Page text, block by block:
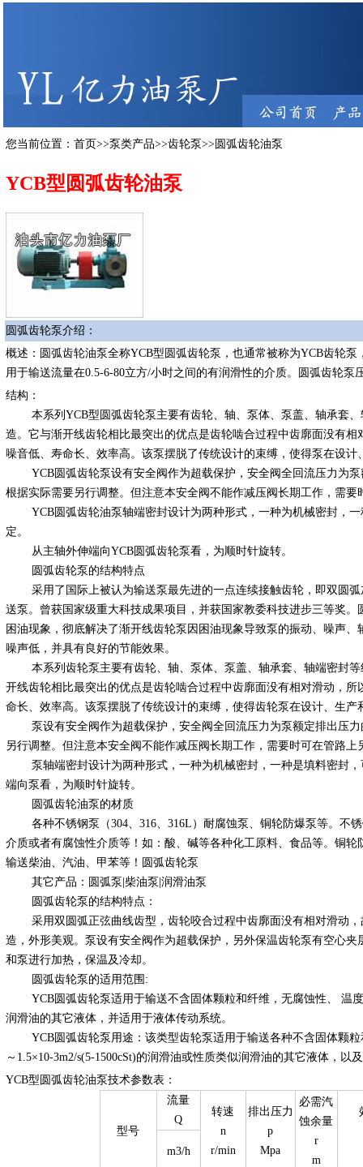
您当前位置： 首页>>泵类产品>>齿轮泵>>圆弧齿轮油泵
YCB型圆弧齿轮油泵
圆弧齿轮泵介绍：
概述：圆弧齿轮油泵全称YCB型圆弧齿轮泵，也通常被称为YCB齿轮泵
用于输送流量在0.5-6-80立方/小时之间的有润滑性的介质。圆弧齿轮泵
结构：
本系列YCB型圆弧齿轮泵主要有齿轮、轴、泵体、泵盖、轴承套、
造。它与渐开线齿轮相比最突出的优点是齿轮啮合过程中齿廓面没有
噪音低、寿命长、效率高。该泵摆脱了传统设计的束缚，使得泵在设
YCB圆弧齿轮泵设有安全阀作为超载保护，安全阀全回流压力为泵
根据实际需要另行调整。但注意本安全阀不能作减压阀长期工作，需要
YCB圆弧齿轮油泵轴端密封设计为两种形式，一种为机械密封，一
定。
从主轴外伸端向YCB圆弧齿轮泵看，为顺时针旋转。
圆弧齿轮泵的结构特点
采用了国际上被认为输送泵最先进的一点连续接触齿轮，即双圆弧
送泵。曾获国家级重大科技成果项目，并获国家教委科技进步三等奖
困油现象，彻底解决了渐开线齿轮泵因困油现象导致泵的振动、噪声
噪声低，并具有良好的节能效果。
本系列齿轮泵主要有齿轮、轴、泵体、泵盖、轴承套、轴端密封等
开线齿轮相比最突出的优点是齿轮啮合过程中齿廓面没有相对滑动，
命长、效率高。该泵摆脱了传统设计的束缚，使得齿轮泵在设计、生产
泵设有安全阀作为超载保护，安全阀全回流压力为泵额定排出压力
另行调整。但注意本安全阀不能作减压阀长期工作，需要时可在管路上
泵轴端密封设计为两种形式，一种为机械密封，一种是填料密封，
端向泵看，为顺时针旋转。
圆弧齿轮油泵的材质
各种不锈钢泵（304、316、316L）耐腐蚀泵、铜轮防爆泵等。不
介质或者有腐蚀性介质等！如：酸、碱等各种化工原料、食品等。铜
输送柴油、汽油、甲苯等！圆弧齿轮泵
其它产品：圆弧泵|柴油泵|润滑油泵
圆弧齿轮泵的结构特点：
采用双圆弧正弦曲线齿型，齿轮咬合过程中齿廓面没有相对滑动，
造，外形美观。泵设有安全阀作为超载保护，另外保温齿轮泵有空心
和泵进行加热，保温及冷却。
圆弧齿轮泵的适用范围:
YCB圆弧齿轮泵适用于输送不含固体颗粒和纤维，无腐蚀性、 温度
润滑油的其它液体，并适用于液体传动系统。
YCB圆弧齿轮泵用途：该类型齿轮泵适用于输送各种不含固体颗粒
～1.5×10-3m2/s(5-1500cSt)的润滑油或性质类似润滑油的其它液体，以
YCB型圆弧齿轮油泵技术参数表：
型号
流量
Q
转速
n
r/min
排出压力
p
Mpa
必需汽
蚀余量
r
m
m3/h